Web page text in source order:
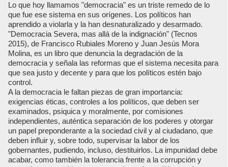
Lo que hoy llamamos "democracia" es un triste remedo de lo
que fue ese sistema en sus orígenes. Los políticos han
aprendido a violarla y la han desnaturalizado y desarmado.
"Democracia Severa, mas allá de la indignación" (Tecnos
2015), de Francisco Rubiales Moreno y Juan Jesús Mora
Molina, es un libro que denuncia la degradación de la
democracia y señala las reformas que el sistema necesita para
que sea justo y decente y para que los políticos estén bajo
control.
A la democracia le faltan piezas de gran importancia:
exigencias éticas, controles a los políticos, que deben ser
examinados, psiquica y moralmente, por comisiones
independientes, auténtica separación de los poderes y otorgar
un papel preponderante a la sociedad civil y al ciudadano, que
deben influir y, sobre todo, supervisar la labor de los
gobernantes, pudiendo, incluso, destituirlos. La impunidad debe
acabar, como también la tolerancia frente a la corrupción y